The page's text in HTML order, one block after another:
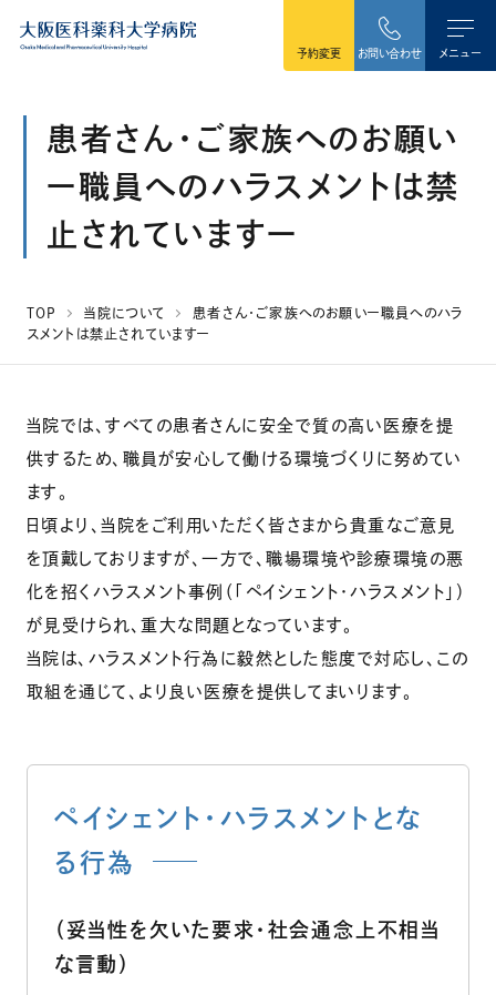
予約変更 お問い合わせ メニュー
患者さん・ご家族へのお願い
ー職員へのハラスメントは禁
止されていますー
TOP 当院について
患者さん・ご家族へのお願いー職員へのハラ
スメントは禁止されていますー
当院では、すべての患者さんに安全で質の高い医療を提
供するため、職員が安心して働ける環境づくりに努めてい
ます。
日頃より、当院をご利用いただく皆さまから貴重なご意見
を頂戴しておりますが、一方で、職場環境や診療環境の悪
化を招くハラスメント事例（「ペイシェント・ハラスメント」）
が見受けられ、重大な問題となっています。
当院は、ハラスメント行為に毅然とした態度で対応し、この
取組を通じて、より良い医療を提供してまいります。
ペイシェント・ハラスメントとな
る行為
（妥当性を欠いた要求・社会通念上不相当
な言動）